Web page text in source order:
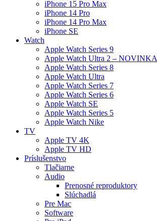
iPhone 15 Pro Max
iPhone 14 Pro
iPhone 14 Pro Max
iPhone SE
Watch
Apple Watch Series 9
Apple Watch Ultra 2 – NOVINKA
Apple Watch Series 8
Apple Watch Ultra
Apple Watch Series 7
Apple Watch Series 6
Apple Watch SE
Apple Watch Series 5
Apple Watch Nike
TV
Apple TV 4K
Apple TV HD
Príslušenstvo
Tlačiarne
Audio
Prenosné reproduktory
Slúchadlá
Pre Mac
Software